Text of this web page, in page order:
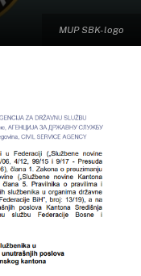
MUP SBK- logo